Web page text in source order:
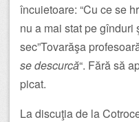
încuietoare: “Cu ce se
nu a mai stat pe gînduri
sec”Tovarăşa
se descurcă“. Fără să
picat.
La discuţia de la